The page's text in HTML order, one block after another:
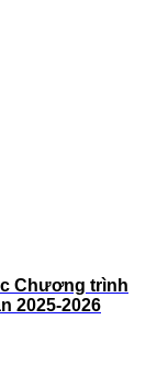
Chương trình
2025-2026